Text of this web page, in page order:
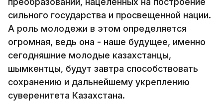
сильного государства и просвещенной нации.
А роль молодежи в этом определяется
огромная, ведь она - наше будущее, именно
сегодняшние молодые казахстанцы,
шымкентцы, будут завтра способствовать
сохранению и дальнейшему укреплению
суверенитета Казахстана.